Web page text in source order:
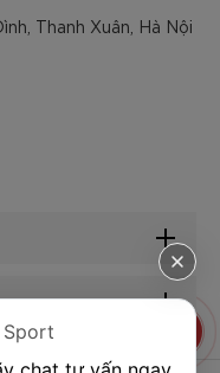
Thanh Xuân, Hà Nội